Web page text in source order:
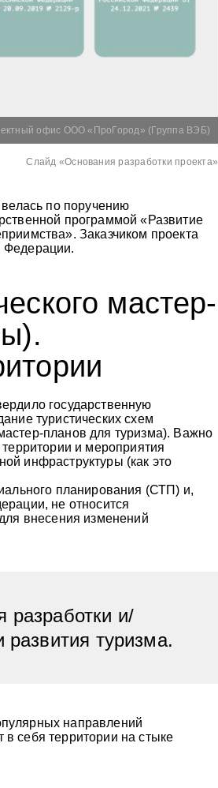
офис ООО «ПроГород» (Группа ВЭБ)
Слайд «Основания разработки проекта»
велась по поручению
программой «Развитие
Заказчиком проекта
Федерации.
мастер-
государственную
туристических схем
планов для туризма). Важно
и мероприятия
инфраструктуры (как это
планирования (СТП) и,
не относится
внесения изменений
разработки и/
развития туризма.
направлений
себя территории на стыке